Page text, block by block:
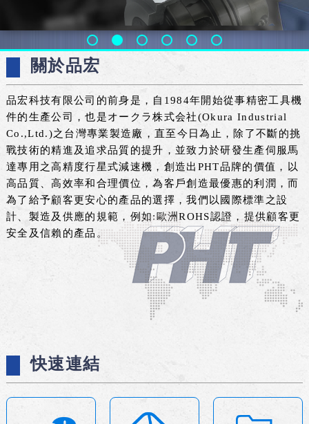
關於品宏
品宏科技有限公司的前身是，自1984年開始從事精密工具機
件的生產公司，也是オークラ株式会社(Okura Industrial
Co.,Ltd.)之台灣專業製造廠，直至今日為止，除了不斷的挑
戰技術的精進及追求品質的提升，並致力於研發生產伺服馬
達專用之高精度行星式減速機，創造出PHT品牌的價值，以
高品質、高效率和合理價位，為客戶創造最優惠的利潤，而
為了給予顧客更安心的產品的選擇，我們以國際標準之設
計、製造及供應的規範，例如:歐洲ROHS認證，提供顧客更
安全及信賴的產品。
快速連結